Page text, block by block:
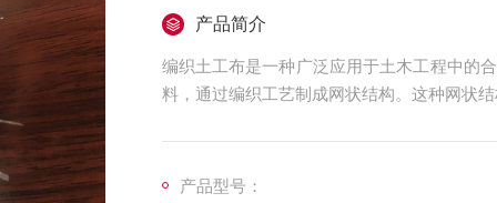
产品简介
编织土工布是一种广泛应用于土木工程中的
料，通过编织工艺制成网状结构。这种网状
产品型号：